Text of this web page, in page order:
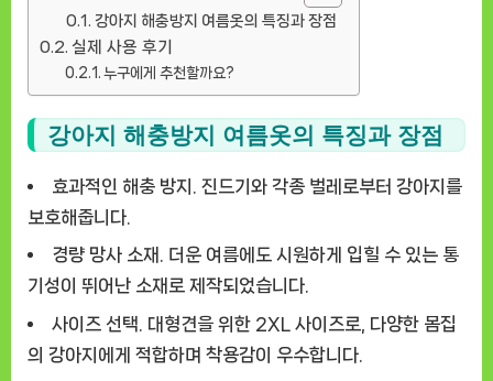
강아지 해충방지 여름옷의 특징과 장점
실제 사용 후기
누구에게 추천할까요?
강아지 해충방지 여름옷의 특징과 장점
효과적인 해충 방지.
진드기와 각종 벌레로부터 강아지를
보호해줍니다.
경량 망사 소재.
더운 여름에도 시원하게 입힐 수 있는 통
기성이 뛰어난 소재로 제작되었습니다.
사이즈 선택. 대형견을 위한 2XL 사이즈로, 다양한 몸집
의 강아지에게 적합하며 착용감이 우수합니다.